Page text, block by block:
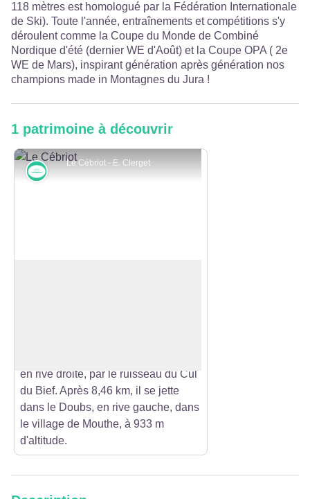
118 mètres est homologué par la Fédération Internationale
de Ski). Toute l'année, entraînements et compétitions s'y
déroulent comme la Coupe du Monde de Combiné
Nordique d'été (dernier WE d'Août) et la Coupe OPA ( 2e
WE de Mars), inspirant génération après génération nos
champions made in Montagnes du Jura !
1 patrimoine à découvrir
Le Cébriot - E. Clerget
Rivières et zones humides
en rive droite, par le ruisseau du Cul
du Bief. Après 8,46 km, il se jette
dans le Doubs, en rive gauche, dans
le village de Mouthe, à 933 m
d'altitude.